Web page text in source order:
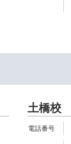
土橋校